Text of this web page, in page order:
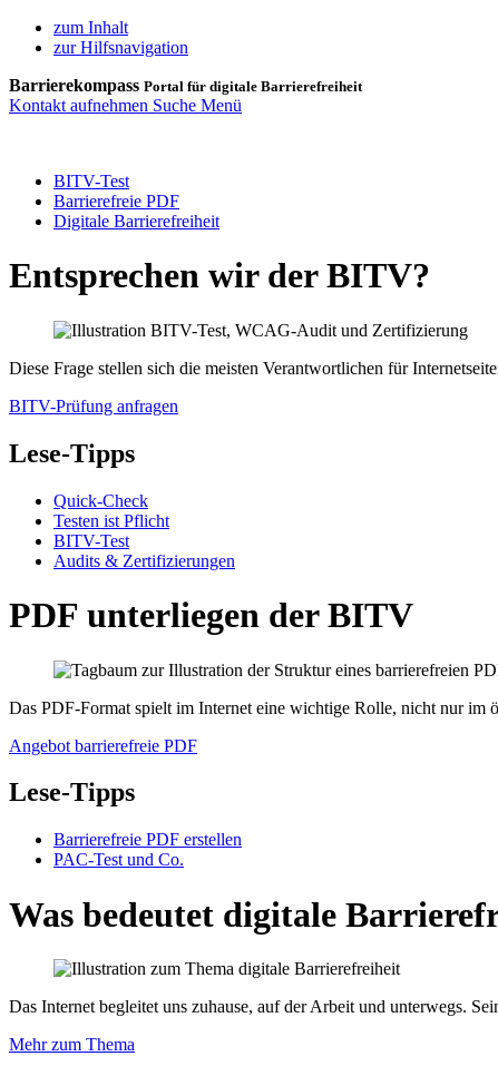
zum Inhalt
zur Hilfsnavigation
Barrierekompass Portal für digitale Barrierefreiheit
Kontakt aufnehmen Suche Menü
BITV-Test
Barrierefreie PDF
Digitale Barrierefreiheit
Entsprechen wir der BITV?
Diese Frage stellen sich die meisten Verantwortlichen für
BITV-Prüfung anfragen
Lese-Tipps
Quick-Check
Testen ist Pflicht
BITV-Test
Audits & Zertifizierungen
PDF unterliegen der BITV
Das PDF-Format spielt im Internet eine wichtige Rolle, nicht nur im
Angebot barrierefreie PDF
Lese-Tipps
Barrierefreie PDF erstellen
PAC-Test und Co.
Was bedeutet digitale
Das Internet begleitet uns zuhause, auf der Arbeit und unterwegs.
Mehr zum Thema